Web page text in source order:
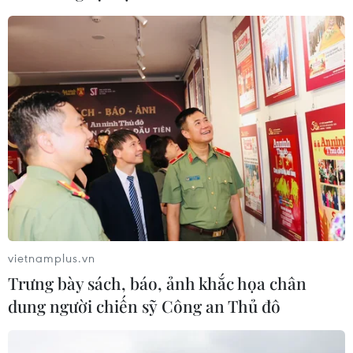
Johnson & Johnson chi 5,5 tỷ USD
dàn xếp vụ kiện phấn rôm gây ung
thư
28/07/2026 04:37
Panama cảnh báo ổ dịch hô hấp lạ
sau 6 ca tử vong liên tiếp
28/07/2026 01:50
Nắng nóng khốc liệt tại Mỹ và Hàn
Quốc đe dọa sức khỏe cộng đồng
vietnamplus.vn
Trưng bày sách, báo, ảnh khắc họa chân
dung người chiến sỹ Công an Thủ đô